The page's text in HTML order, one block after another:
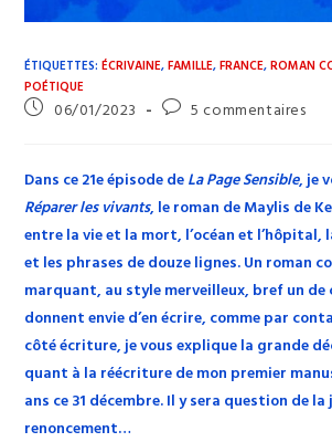
ÉTIQUETTES:ÉCRIVAINE, FAMILLE, FRANCE, ROMAN
POÉTIQUE
Publication
06/01/2023
Commentaires
publication :
5 commentaires
Dans ce 21e épisode de La Page Sensible, je
Réparer les vivants, le roman de Maylis de
entre la vie et la mort, l’océan et l’hôpital,
et les phrases de douze lignes. Un roman
marquant, au style merveilleux, bref un de
donnent envie d’en écrire, comme par
côté écriture, je vous explique la grande
quant à la réécriture de mon premier
ans ce 31 décembre. Il y sera question de la
renoncement…